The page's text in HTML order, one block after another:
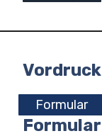
Vordruck
Formular
Formular